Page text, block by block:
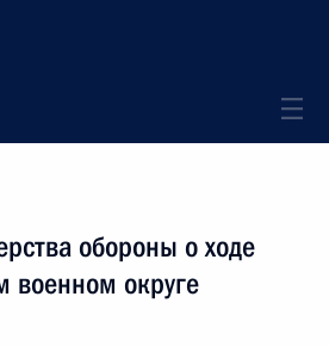
обороны о ходе
округе